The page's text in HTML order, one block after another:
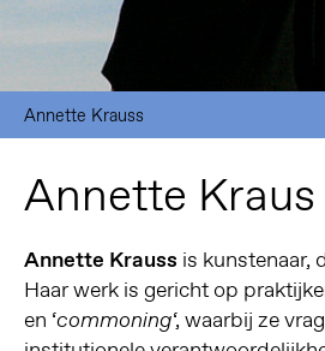
Annette Krauss
Annette Kraus
Annette Krauss is kunstenaar,
Haar werk is gericht op
en ‘commoning‘, waarbij ze